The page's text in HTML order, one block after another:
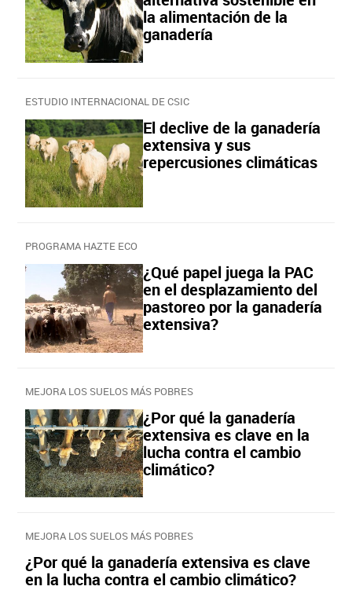
la alimentación de la
ganadería
ESTUDIO INTERNACIONAL DE CSIC
El declive de la ganadería
extensiva y sus
repercusiones climáticas
PROGRAMA HAZTE ECO
¿Qué papel juega la PAC
en el desplazamiento del
pastoreo por la ganadería
extensiva?
MEJORA LOS SUELOS MÁS POBRES
¿Por qué la ganadería
extensiva es clave en la
lucha contra el cambio
climático?
MEJORA LOS SUELOS MÁS POBRES
¿Por qué la ganadería extensiva es clave
en la lucha contra el cambio climático?